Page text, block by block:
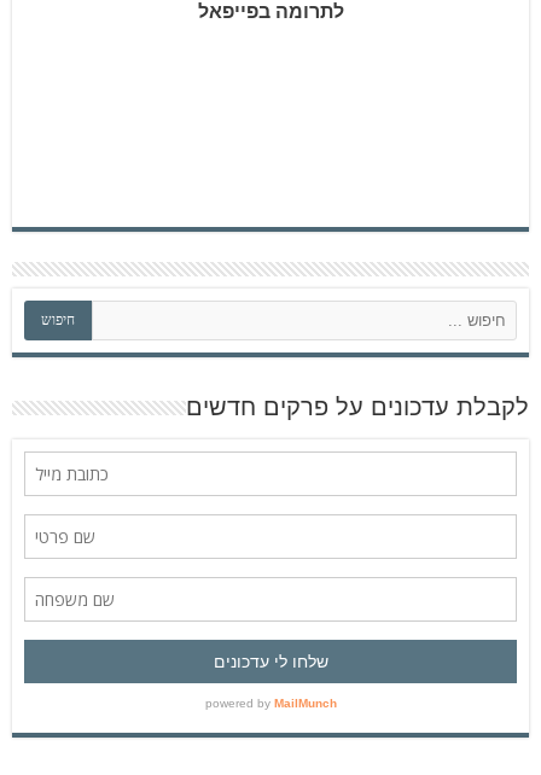
לתרומה בפייפאל
פ
ש
חיפוש
לקבלת עדכונים על פרקים חדשים